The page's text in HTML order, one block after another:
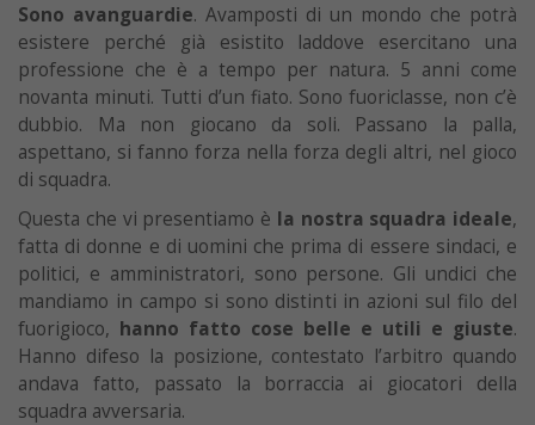
Sono avanguardie. Avamposti di un mondo che potrà
esistere perché già esistito laddove esercitano una
professione che è a tempo per natura. 5 anni come
novanta minuti. Tutti d’un fiato. Sono fuoriclasse, non c’è
dubbio. Ma non giocano da soli. Passano la palla,
aspettano, si fanno forza nella forza degli altri, nel gioco
di squadra.
Questa che vi presentiamo è la nostra squadra ideale,
fatta di donne e di uomini che prima di essere sindaci, e
politici, e amministratori, sono persone. Gli undici che
mandiamo in campo si sono distinti in azioni sul filo del
fuorigioco, hanno fatto cose belle e utili e giuste.
Hanno difeso la posizione, contestato l’arbitro quando
andava fatto, passato la borraccia ai giocatori della
squadra avversaria.